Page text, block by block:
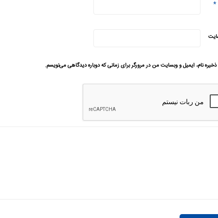
*
ذخیره نام، ایمیل و وبسایت من در مرورگر برای زمانی که دوباره دیدگاهی می‌نویسم.